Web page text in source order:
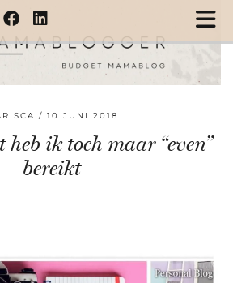
10 JUNI 2018
ik toch maar “even”
bereikt